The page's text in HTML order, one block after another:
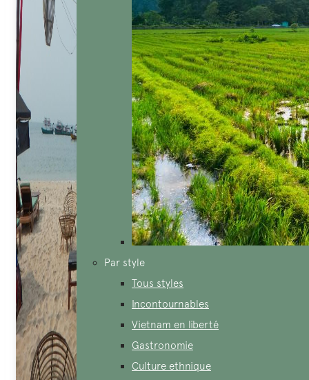
Par style
Tous styles
Incontournables
Vietnam en liberté
Gastronomie
Culture ethnique